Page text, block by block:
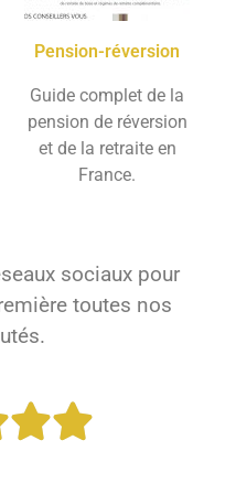
Pension-réversion
Guide complet de la
pension de réversion
et de la retraite en
France.
sociaux pour
toutes nos
